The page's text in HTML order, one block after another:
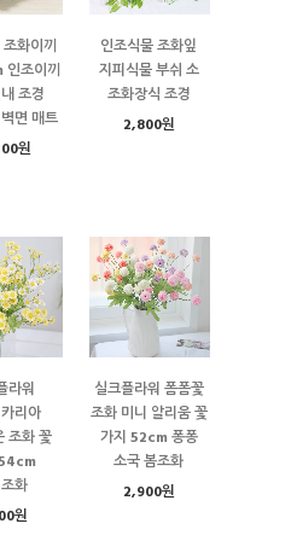
화이끼
조이끼
조경
면 매트
원
인조식물 조화잎
지피식물 부쉬 소
조화장식 조경
2,800원
라워
리아
조화 꽃
화
원
실크플라워 폼폼꽃
조화 미니 알리움 꽃
가지 52cm 퐁퐁
소국 봄조화
2,900원